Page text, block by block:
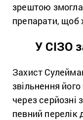
зрештою змогла
препарати, щоб
У СІЗО
Захист
звільнення
через серйозні
певний перелік